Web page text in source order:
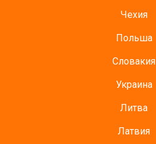
Чехия
Польша
Словакия
Украина
Литва
Латвия